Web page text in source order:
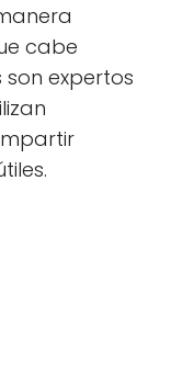
cabe
expertos